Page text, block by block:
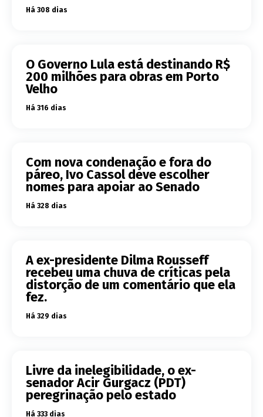
Há 308 dias
O Governo Lula está destinando R$
200 milhões para obras em Porto
Velho
Há 316 dias
Com nova condenação e fora do
páreo, Ivo Cassol deve escolher
nomes para apoiar ao Senado
Há 328 dias
A ex-presidente Dilma Rousseff
recebeu uma chuva de críticas pela
distorção de um comentário que ela
fez.
Há 329 dias
Livre da inelegibilidade, o ex-
senador Acir Gurgacz (PDT)
peregrinação pelo estado
Há 333 dias